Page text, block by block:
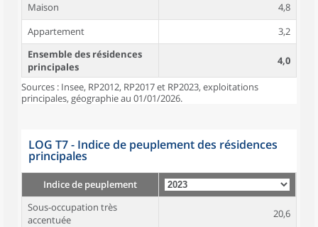
Maison
4,8
Appartement
3,2
Ensemble des résidences
principales
4,0
Sources : Insee, RP2012, RP2017 et RP2023, exploitations
principales, géographie au 01/01/2026.
LOG T7 - Indice de peuplement des résidences
principales
Indice de peuplement
Sous-occupation très
accentuée
20,6